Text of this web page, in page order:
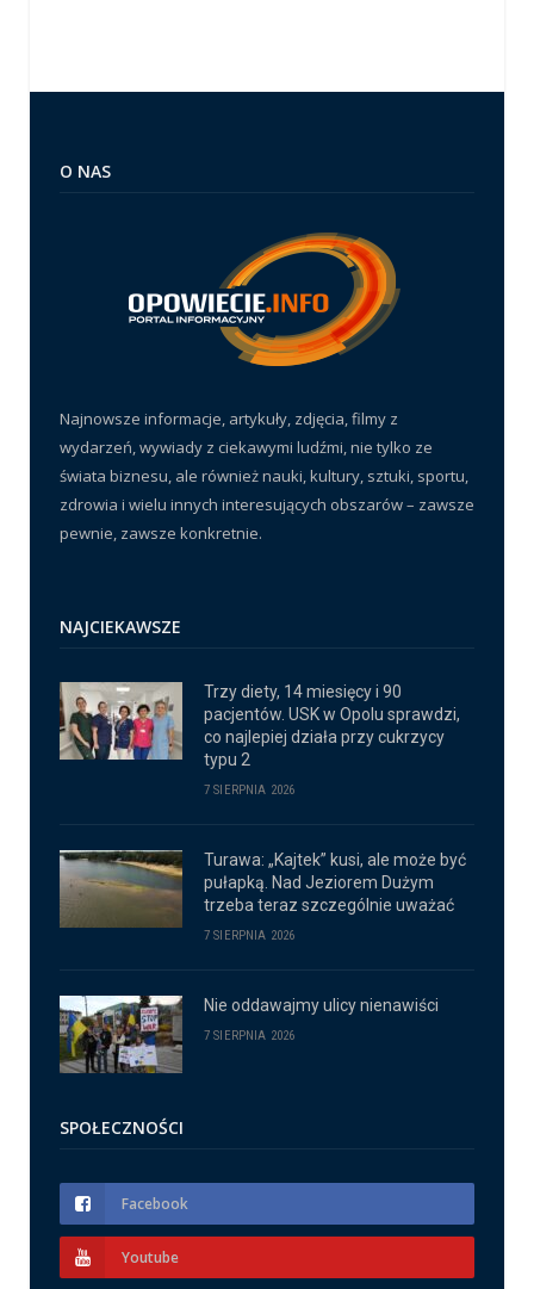
O NAS
Najnowsze informacje, artykuły, zdjęcia, filmy z
wydarzeń, wywiady z ciekawymi ludźmi, nie tylko ze
świata biznesu, ale również nauki, kultury, sztuki, sportu,
zdrowia i wielu innych interesujących obszarów – zawsze
pewnie, zawsze konkretnie.
NAJCIEKAWSZE
Trzy diety, 14 miesięcy i 90
pacjentów. USK w Opolu sprawdzi,
co najlepiej działa przy cukrzycy
typu 2
7 SIERPNIA 2026
Turawa: „Kajtek” kusi, ale może być
pułapką. Nad Jeziorem Dużym
trzeba teraz szczególnie uważać
7 SIERPNIA 2026
Nie oddawajmy ulicy nienawiści
7 SIERPNIA 2026
SPOŁECZNOŚCI
Facebook
Youtube